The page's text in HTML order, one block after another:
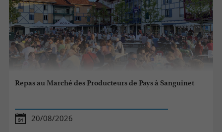
Repas au Marché des Producteurs de Pays à Sanguinet
20/08/2026